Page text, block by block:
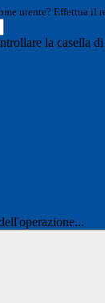
utente? Effettua il
la casella